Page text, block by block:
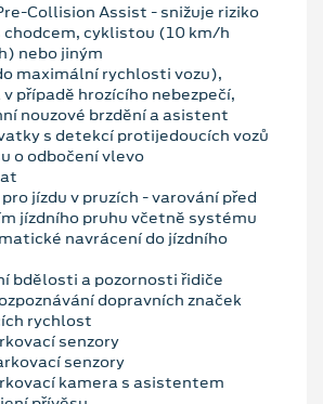
Collision Assist - snižuje riziko
chodcem, cyklistou (10 km/h
nebo jiným
maximální rychlosti vozu),
případě hrozícího nebezpečí,
nouzové brzdění a asistent
s detekcí protijedoucích vozů
o odbočení vlevo
jízdu v pruzích - varování před
jízdního pruhu včetně systému
navrácení do jízdního
bdělosti a pozornosti řidiče
dopravních značek
rychlost
senzory
senzory
kamera s asistentem